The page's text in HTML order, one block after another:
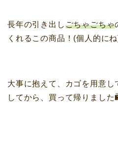
長年の引き出しごちゃごちゃ
くれるこの商品！(個人的に
大事に抱えて、カゴを用意し
してから、買って帰りまし